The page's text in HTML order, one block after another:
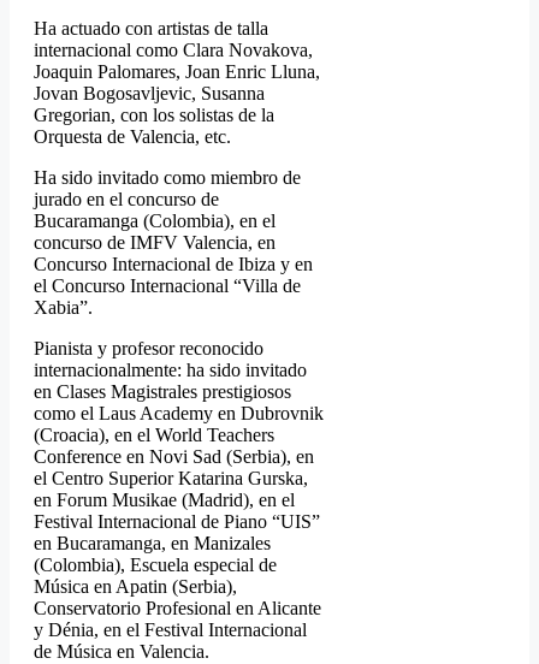
Ha actuado con artistas de talla
internacional como Clara Novakova,
Joaquin Palomares, Joan Enric Lluna,
Jovan Bogosavljevic, Susanna
Gregorian, con los solistas de la
Orquesta de Valencia, etc.
Ha sido invitado como miembro de
jurado en el concurso de
Bucaramanga (Colombia), en el
concurso de IMFV Valencia, en
Concurso Internacional de Ibiza y en
el Concurso Internacional “Villa de
Xabia”.
Pianista y profesor reconocido
internacionalmente: ha sido invitado
en Clases Magistrales prestigiosos
como el Laus Academy en Dubrovnik
(Croacia), en el World Teachers
Conference en Novi Sad (Serbia), en
el Centro Superior Katarina Gurska,
en Forum Musikae (Madrid), en el
Festival Internacional de Piano “UIS”
en Bucaramanga, en Manizales
(Colombia), Escuela especial de
Música en Apatin (Serbia),
Conservatorio Profesional en Alicante
y Dénia, en el Festival Internacional
de Música en Valencia.